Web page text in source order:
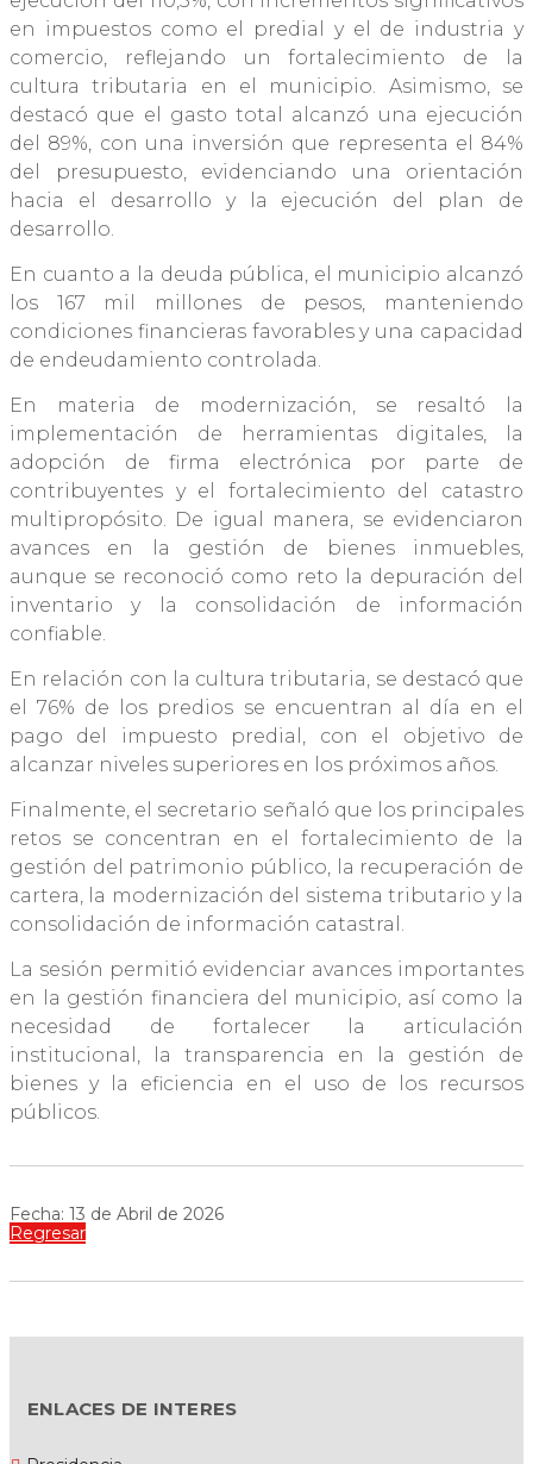
en impuestos como el predial y el de industria y
comercio, reflejando un fortalecimiento de la
cultura tributaria en el municipio. Asimismo, se
destacó que el gasto total alcanzó una ejecución
del 89%, con una inversión que representa el 84%
del presupuesto, evidenciando una orientación
hacia el desarrollo y la ejecución del plan de
desarrollo.
En cuanto a la deuda pública, el municipio alcanzó
los 167 mil millones de pesos, manteniendo
condiciones financieras favorables y una capacidad
de endeudamiento controlada.
En materia de modernización, se resaltó la
implementación de herramientas digitales, la
adopción de firma electrónica por parte de
contribuyentes y el fortalecimiento del catastro
multipropósito. De igual manera, se evidenciaron
avances en la gestión de bienes inmuebles,
aunque se reconoció como reto la depuración del
inventario y la consolidación de información
confiable.
En relación con la cultura tributaria, se destacó que
el 76% de los predios se encuentran al día en el
pago del impuesto predial, con el objetivo de
alcanzar niveles superiores en los próximos años.
Finalmente, el secretario señaló que los principales
retos se concentran en el fortalecimiento de la
gestión del patrimonio público, la recuperación de
cartera, la modernización del sistema tributario y la
consolidación de información catastral.
La sesión permitió evidenciar avances importantes
en la gestión financiera del municipio, así como la
necesidad de fortalecer la articulación
institucional, la transparencia en la gestión de
bienes y la eficiencia en el uso de los recursos
públicos.
Fecha: 13 de Abril de 2026
Regresar
ENLACES DE INTERES